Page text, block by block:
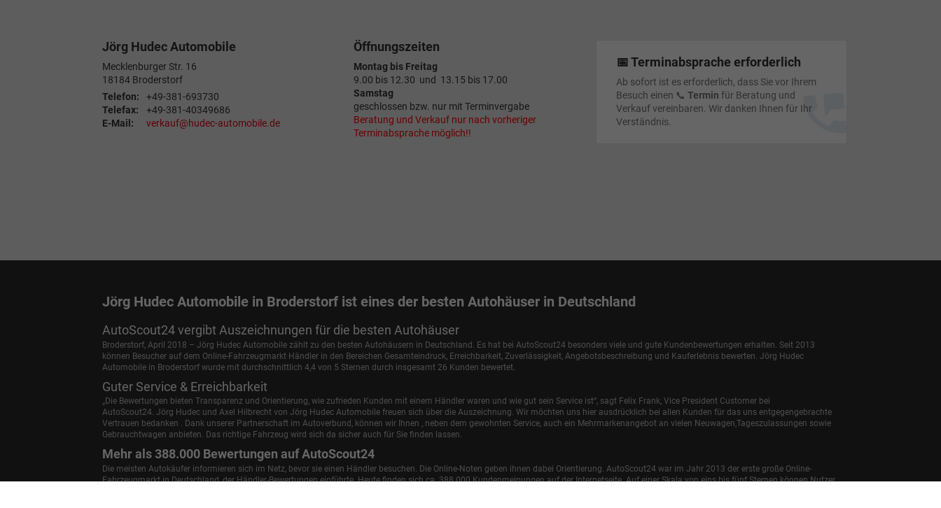
Jörg Hudec Automobile
Mecklenburger Str. 16
18184 Broderstorf
Telefon:
+49-381-693730
Telefax:
+49-381-40349686
E-Mail:
verkauf@hudec-automobile.de
Öffnungszeiten
Montag bis Freitag
9.00 bis 12.30 und 13.15 bis 17.00
Samstag
geschlossen bzw. nur mit Terminvergabe
Beratung und Verkauf nur nach vorheriger
Terminabsprache möglich!!
📅 Terminabsprache erforderlich
Ab sofort ist es erforderlich, dass Sie vor Ihrem
Besuch einen 📞Termin für Beratung und
Verkauf vereinbaren. Wir danken Ihnen für Ihr
Verständnis.
Jörg Hudec Automobile in Broderstorf ist eines der besten Autohäuser in Deutschland
AutoScout24 vergibt Auszeichnungen für die besten Autohäuser
Broderstorf, April 2018 – Jörg Hudec Automobile zählt zu den besten Autohäusern in Deutschland. Es hat bei AutoScout24 besonders viele und gute Kundenbewertungen erhalten. Seit 2013
können Besucher auf dem Online-Fahrzeugmarkt Händler in den Bereichen Gesamteindruck, Erreichbarkeit, Zuverlässigkeit, Angebotsbeschreibung und Kauferlebnis bewerten. Jörg Hudec
Automobile in Broderstorf wurde mit durchschnittlich 4,4 von 5 Sternen durch insgesamt 26 Kunden bewertet.
Guter Service & Erreichbarkeit
„Die Bewertungen bieten Transparenz und Orientierung, wie zufrieden Kunden mit einem Händler waren und wie gut sein Service ist“, sagt Felix Frank, Vice President Customer bei
AutoScout24. Jörg Hudec und Axel Hilbrecht von Jörg Hudec Automobile freuen sich über die Auszeichnung. Wir möchten uns hier ausdrücklich bei allen Kunden für das uns entgegengebrachte
Vertrauen bedanken . Dank unserer Partnerschaft im Autoverbund, können wir Ihnen , neben dem gewohnten Service, auch ein Mehrmarkenangebot an vielen Neuwagen,Tageszulassungen sowie
Gebrauchtwagen anbieten. Das richtige Fahrzeug wird sich da sicher auch für Sie finden lassen.
Mehr als 388.000 Bewertungen auf AutoScout24
Die meisten Autokäufer informieren sich im Netz, bevor sie einen Händler besuchen. Die Online-Noten geben ihnen dabei Orientierung. AutoScout24 war im Jahr 2013 der erste große Online-
Fahrzeugmarkt in Deutschland, der Händler-Bewertungen einführte. Heute finden sich ca. 388.000 Kundenmeinungen auf der Internetseite. Auf einer Skala von eins bis fünf Sternen können Nutzer